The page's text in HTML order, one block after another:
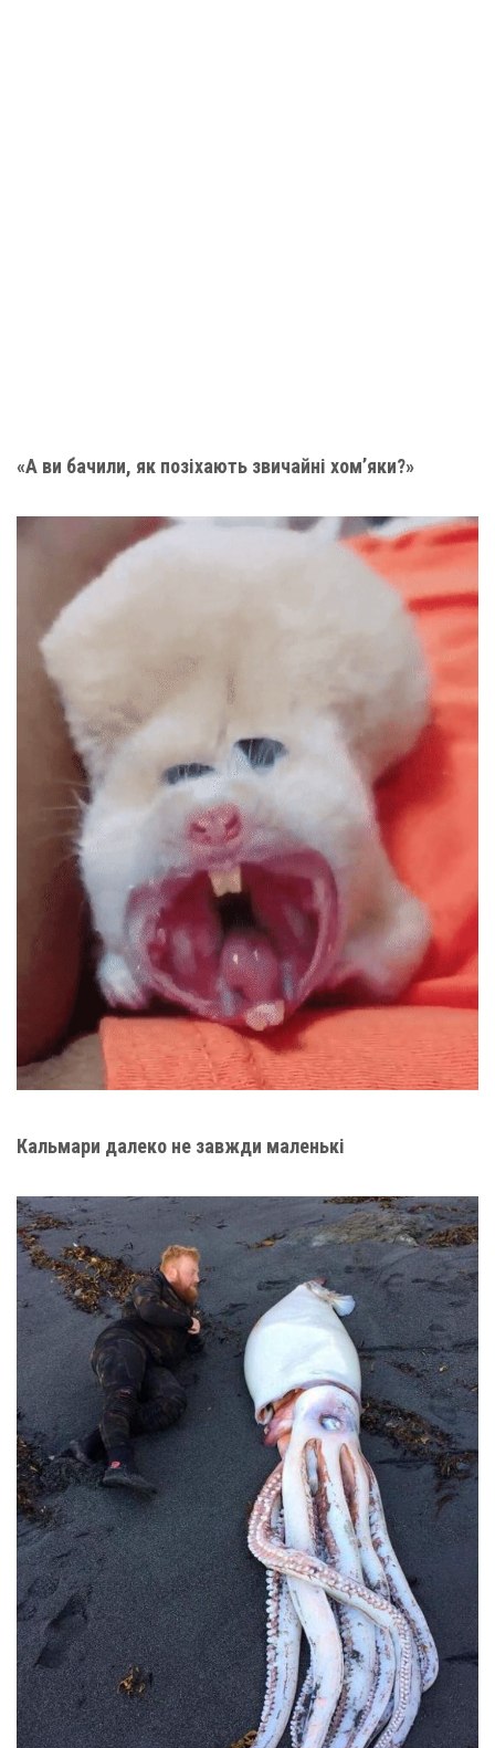
«А ви бачили, як позіхають звичайні хом’яки?»
Кальмари далеко не завжди маленькі